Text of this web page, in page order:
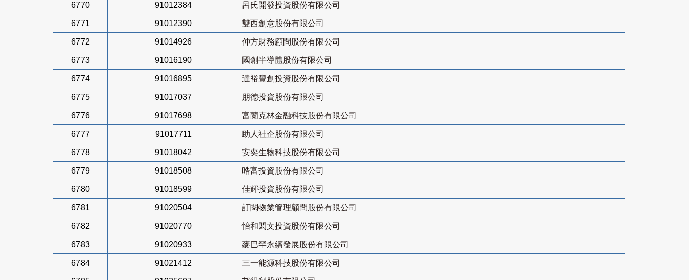
6770 91012384 呂氏開發投資股份有限公司
6771 91012390 雙西創意股份有限公司
6772 91014926 仲方財務顧問股份有限公司
6773 91016190 國創半導體股份有限公司
6774 91016895 達裕豐創投資股份有限公司
6775 91017037 朋德投資股份有限公司
6776 91017698 富蘭克林金融科技股份有限公司
6777 91017711 助人社企股份有限公司
6778 91018042 安奕生物科技股份有限公司
6779 91018508 晧富投資股份有限公司
6780 91018599 佳輝投資股份有限公司
6781 91020504 訂閱物業管理顧問股份有限公司
6782 91020770 怡和閎文投資股份有限公司
6783 91020933 麥巴罕永續發展股份有限公司
6784 91021412 三一能源科技股份有限公司